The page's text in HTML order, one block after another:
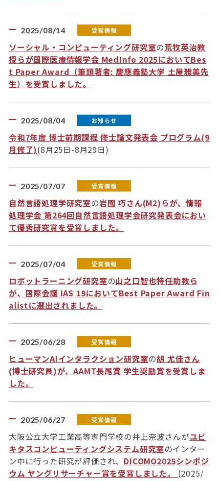
2025/08/14 受賞情報
ソーシャル・コンピューティング研究室の荒牧英治教
授らが国際医療情報学会 MedInfo 2025においてBes
t Paper Award（筆頭著者: 慶應義塾大学 土屋雅美先
生）を受賞しました。
2025/08/04 お知らせ
令和7年度 博士前期課程 修士論文発表会 プログラム(9
月修了)(8月25日-8月29日)
2025/07/07 受賞情報
自然言語処理学研究室の岩國 巧さん(M2)らが、情報
処理学会 第264回自然言語処理学会研究発表会におい
て優秀研究賞を受賞しました。
2025/07/04 受賞情報
ロボットラーニング研究室の山之口智也特任助教ら
が、国際会議 IAS 19においてBest Paper Award Fin
alistに選出されました。
2025/06/28 受賞情報
ヒューマンAIインタラクション研究室の胡 尤佳さん
(博士研究員)が、AAMT長尾賞 学生奨励賞を受賞しま
した。
2025/06/27 受賞情報
大阪公立大学工業高等専門学校の井上奈波さんがユビ
キタスコンピューティングシステム研究室のインター
ン中に行った研究が評価され、 DICOMO2025シンポジ
ウム ヤングリサーチャー賞を受賞しました。 (2025/